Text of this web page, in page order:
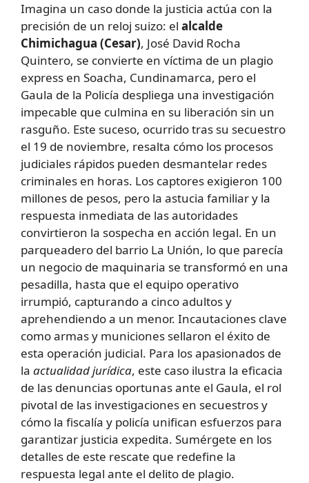
Imagina un caso donde la justicia actúa con la
precisión de un reloj suizo: el alcalde
Chimichagua (Cesar), José David Rocha
Quintero, se convierte en víctima de un plagio
express en Soacha, Cundinamarca, pero el
Gaula de la Policía despliega una investigación
impecable que culmina en su liberación sin un
rasguño. Este suceso, ocurrido tras su secuestro
el 19 de noviembre, resalta cómo los procesos
judiciales rápidos pueden desmantelar redes
criminales en horas. Los captores exigieron 100
millones de pesos, pero la astucia familiar y la
respuesta inmediata de las autoridades
convirtieron la sospecha en acción legal. En un
parqueadero del barrio La Unión, lo que parecía
un negocio de maquinaria se transformó en una
pesadilla, hasta que el equipo operativo
irrumpió, capturando a cinco adultos y
aprehendiendo a un menor. Incautaciones clave
como armas y municiones sellaron el éxito de
esta operación judicial. Para los apasionados de
la actualidad jurídica, este caso ilustra la eficacia
de las denuncias oportunas ante el Gaula, el rol
pivotal de las investigaciones en secuestros y
cómo la fiscalía y policía unifican esfuerzos para
garantizar justicia expedita. Sumérgete en los
detalles de este rescate que redefine la
respuesta legal ante el delito de plagio.